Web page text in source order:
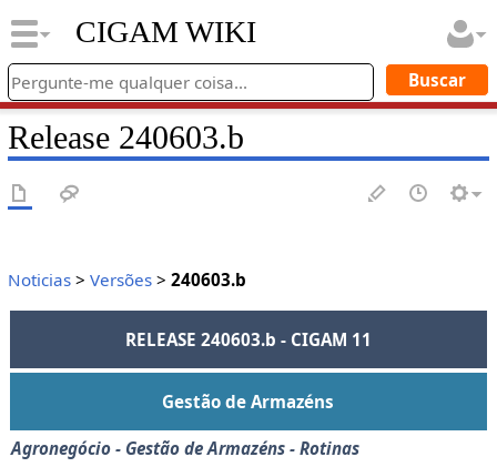
CIGAM WIKI
Release 240603.b
Noticias> Versões> 240603.b
RELEASE 240603.b - CIGAM 11
Gestão de Armazéns
Agronegócio - Gestão de Armazéns - Rotinas